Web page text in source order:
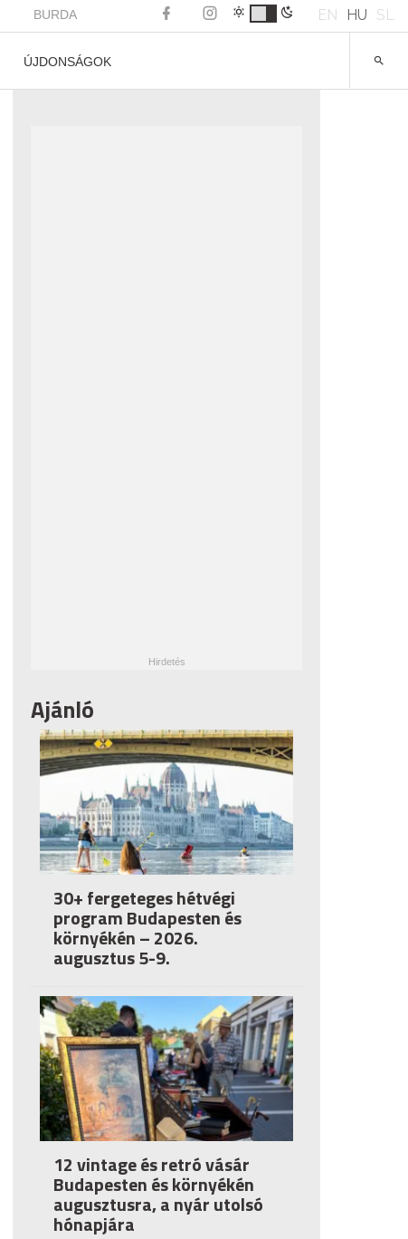
BURDA EN HU SL
ÚJDONSÁGOK
Ajánló
30+ fergeteges hétvégi
program Budapesten és
környékén – 2026.
augusztus 5-9.
12 vintage és retró vásár
Budapesten és környékén
augusztusra, a nyár utolsó
hónapjára